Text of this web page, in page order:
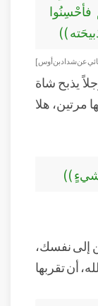
فأحْسِنُوا
))
عن شداد بن أوس]
يذبح شاة
مرتين، هلا
شيءٍ ))
إلى نفسك،
أن تقربها